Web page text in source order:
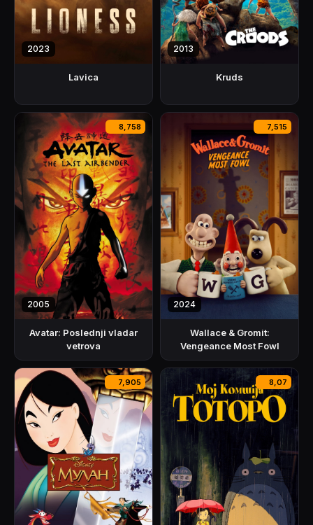
2023
Lavica
2013
Kruds
8,758
2005
Avatar: Poslednji vladar
vetrova
7,515
2024
Wallace & Gromit:
Vengeance Most Fowl
7,905 8,07